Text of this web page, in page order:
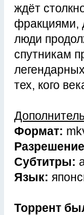
ждёт
фракциями,
люди
спутникам
тех, кого
Формат:
Субтитры:
Язык:
Торрент